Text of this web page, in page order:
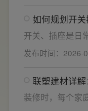
一站式配齐全
的家用开关电气
购与售后更省心
如何规划开
开关电气套
开关、插座是日
电气配件。随着
插座和开关也会
关键。如果装
够，或者开关、
发布时间：2026-
联塑建材详
选，开关插
装修时，每个家